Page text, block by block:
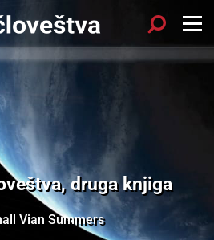
druga knjiga
Vian Summers